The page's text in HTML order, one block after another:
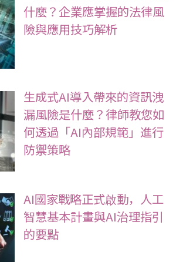
什麼？企業應掌握的法律風
險與應用技巧解析
生成式AI導入帶來的資訊洩
漏風險是什麼？律師教您如
何透過「AI內部規範」進行
防禦策略
AI國家戰略正式啟動，人工
智慧基本計畫與AI治理指引
的要點